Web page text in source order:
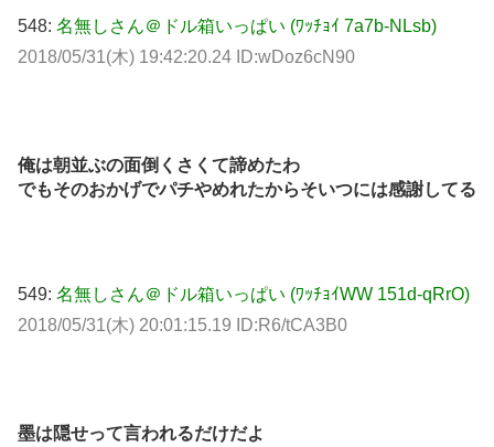
548: 名無しさん＠ドル箱いっぱい (ﾜｯﾁｮｲ 7a7b-NLsb)
2018/05/31(木) 19:42:20.24 ID:wDoz6cN90
俺は朝並ぶの面倒くさくて諦めたわ
でもそのおかげでパチやめれたからそいつには感謝してる
549: 名無しさん＠ドル箱いっぱい (ﾜｯﾁｮｲWW 151d-qRrO)
2018/05/31(木) 20:01:15.19 ID:R6/tCA3B0
墨は隠せって言われるだけだよ